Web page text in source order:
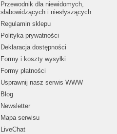
Przewodnik dla niewidomych,
słabowidzących i niesłyszących
Regulamin sklepu
Polityka prywatności
Deklaracja dostępności
Formy i koszty wysyłki
Formy płatności
Usprawnij nasz serwis WWW
Blog
Newsletter
Mapa serwisu
LiveChat